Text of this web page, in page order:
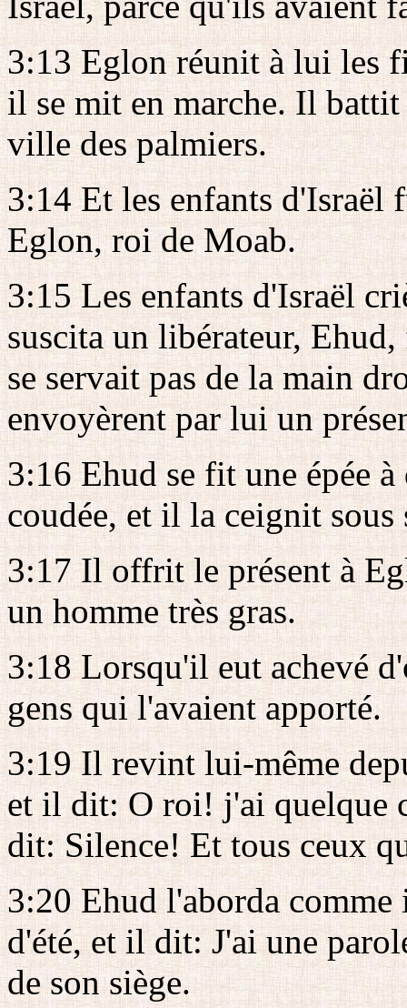
3:13 Eglon réunit à lui les
il se mit en marche. Il
ville des palmiers.
3:14 Et les enfants d'Israël
Eglon, roi de Moab.
3:15 Les enfants d'Israël
suscita un libérateur,
se servait pas de la main
envoyèrent par lui un
3:16 Ehud se fit une épée
coudée, et il la ceignit sous
3:17 Il offrit le présent à
un homme très gras.
3:18 Lorsqu'il eut achevé
gens qui l'avaient apporté.
3:19 Il revint lui-même
et il dit: O roi! j'ai quelque
dit: Silence! Et tous ceux
3:20 Ehud l'aborda comme
d'été, et il dit: J'ai une
de son siège.